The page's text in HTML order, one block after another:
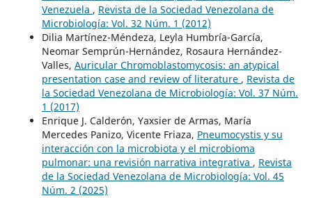
Venezuela , Revista de la Sociedad Venezolana de
Microbiología: Vol. 32 Núm. 1 (2012)
Dilia Martínez-Méndeza, Leyla Humbría-García,
Neomar Semprún-Hernández, Rosaura Hernández-
Valles, Auricular Chromoblastomycosis: an atypical
presentation case and review of literature , Revista de
la Sociedad Venezolana de Microbiología: Vol. 37 Núm.
1 (2017)
Enrique J. Calderón, Yaxsier de Armas, María
Mercedes Panizo, Vicente Friaza, Pneumocystis y su
interacción con la microbiota y el microbioma
pulmonar: una revisión narrativa integrativa , Revista
de la Sociedad Venezolana de Microbiología: Vol. 45
Núm. 2 (2025)